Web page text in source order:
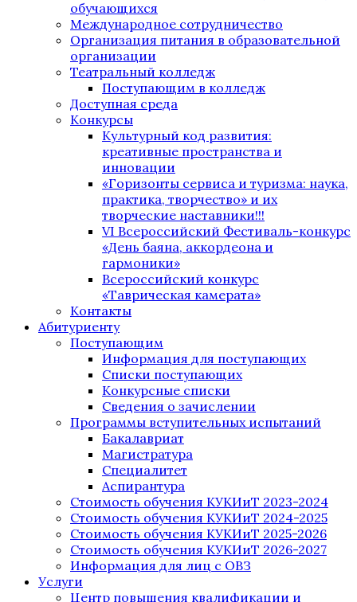
обучающихся
Международное сотрудничество
Организация питания в образовательной
организации
Театральный колледж
Поступающим в колледж
Доступная среда
Конкурсы
Культурный код развития:
креативные пространства и
инновации
«Горизонты сервиса и туризма: наука,
практика, творчество» и их
творческие наставники!!!
VI Всероссийский Фестиваль-конкурс
«День баяна, аккордеона и
гармоники»
Всероссийский конкурс
«Таврическая камерата»
Контакты
Абитуриенту
Поступающим
Информация для поступающих
Списки поступающих
Конкурсные списки
Сведения о зачислении
Программы вступительных испытаний
Бакалавриат
Магистратура
Специалитет
Аспирантура
Стоимость обучения КУКИиТ 2023-2024
Стоимость обучения КУКИиТ 2024-2025
Стоимость обучения КУКИиТ 2025-2026
Стоимость обучения КУКИиТ 2026-2027
Информация для лиц с ОВЗ
Услуги
Центр повышения квалификации и